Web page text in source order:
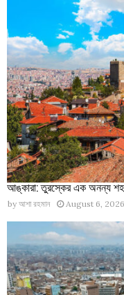
আঙ্কারা: তুরস্কের এক অনন্য
by আশা রহমান August 6, 2026